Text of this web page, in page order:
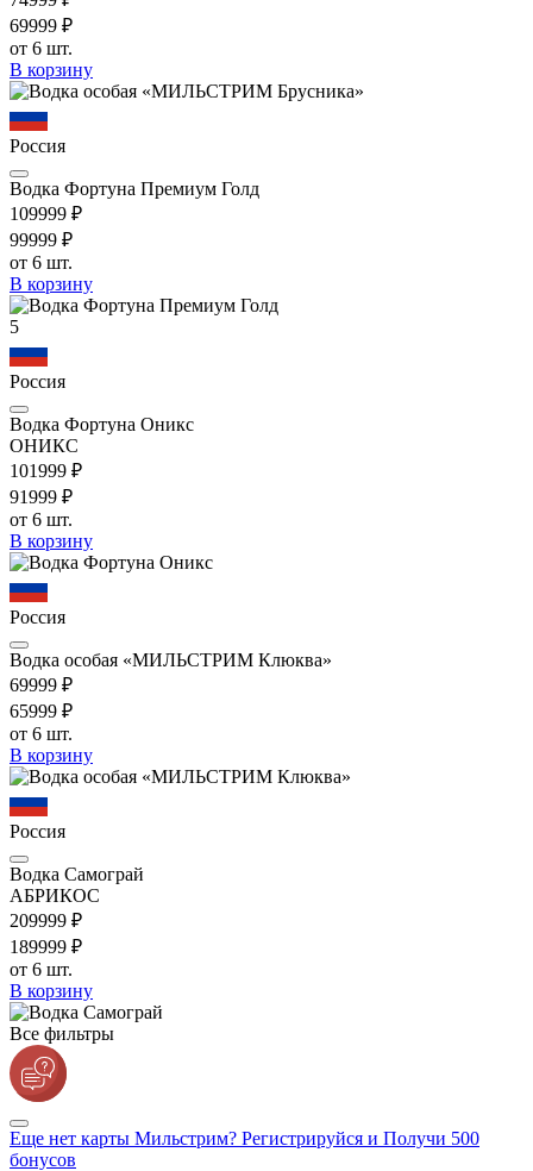
69999 ₽
от 6 шт.
В корзину
Россия
Водка Фортуна Премиум Голд
109999 ₽
99999 ₽
от 6 шт.
В корзину
5
Россия
Водка Фортуна Оникс
ОНИКС
101999 ₽
91999 ₽
от 6 шт.
В корзину
Россия
Водка особая «МИЛЬСТРИМ Клюква»
69999 ₽
65999 ₽
от 6 шт.
В корзину
Россия
Водка Самограй
АБРИКОС
209999 ₽
189999 ₽
от 6 шт.
В корзину
Все фильтры
Еще нет карты Мильстрим? Регистрируйся и Получи 500
бонусов